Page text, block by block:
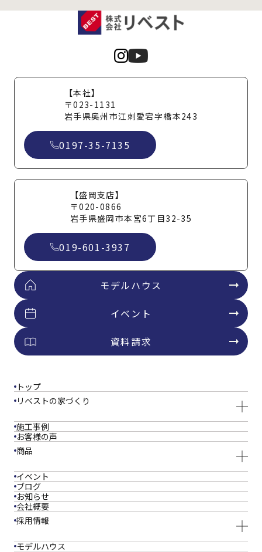
【本社】
〒023-1131
岩手県奥州市江刺愛宕字橋本243
0197-35-7135
【盛岡支店】
〒020-0866
岩手県盛岡市本宮6丁目32-35
019-601-3937
モデルハウス
イベント
資料請求
トップ
リベストの家づくり
施工事例
お客様の声
商品
イベント
ブログ
お知らせ
会社概要
採用情報
モデルハウス